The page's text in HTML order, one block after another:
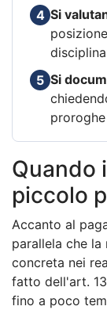
4 Si
5 Si
Quando
piccolo
Accanto al
parallela che
concreta nei
fatto dell'art.
fino a poco